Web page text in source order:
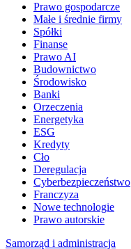
Prawo gospodarcze
Małe i średnie firmy
Spółki
Finanse
Prawo AI
Budownictwo
Środowisko
Banki
Orzeczenia
Energetyka
ESG
Kredyty
Cło
Deregulacja
Cyberbezpieczeństwo
Franczyza
Nowe technologie
Prawo autorskie
Samorząd i administracja